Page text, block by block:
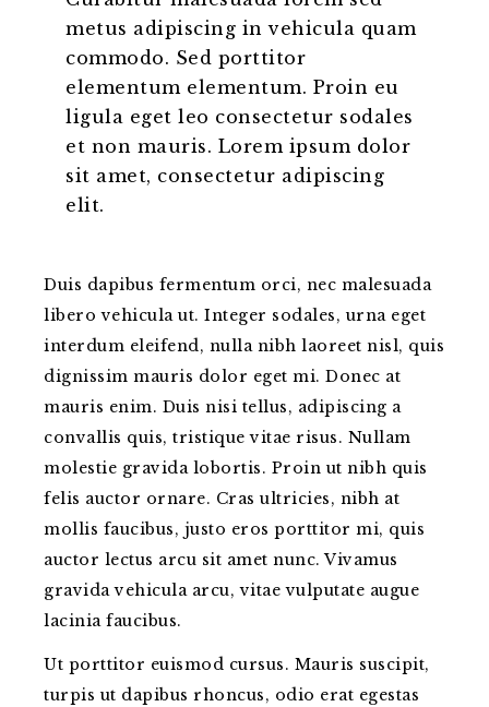
metus adipiscing in vehicula quam
commodo. Sed porttitor
elementum elementum. Proin eu
ligula eget leo consectetur sodales
et non mauris. Lorem ipsum dolor
sit amet, consectetur adipiscing
elit.
Duis dapibus fermentum orci, nec malesuada
libero vehicula ut. Integer sodales, urna eget
interdum eleifend, nulla nibh laoreet nisl, quis
dignissim mauris dolor eget mi. Donec at
mauris enim. Duis nisi tellus, adipiscing a
convallis quis, tristique vitae risus. Nullam
molestie gravida lobortis. Proin ut nibh quis
felis auctor ornare. Cras ultricies, nibh at
mollis faucibus, justo eros porttitor mi, quis
auctor lectus arcu sit amet nunc. Vivamus
gravida vehicula arcu, vitae vulputate augue
lacinia faucibus.
Ut porttitor euismod cursus. Mauris suscipit,
turpis ut dapibus rhoncus, odio erat egestas